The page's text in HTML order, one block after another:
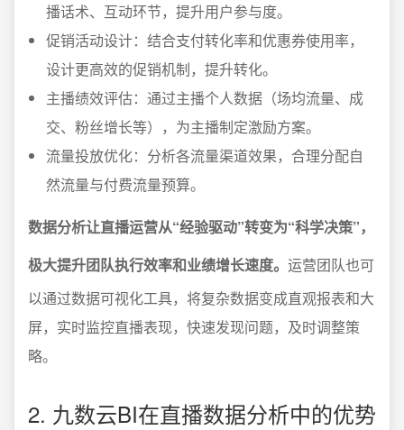
播话术、互动环节，提升用户参与度。
促销活动设计：结合支付转化率和优惠券使用率，
设计更高效的促销机制，提升转化。
主播绩效评估：通过主播个人数据（场均流量、成
交、粉丝增长等），为主播制定激励方案。
流量投放优化：分析各流量渠道效果，合理分配自
然流量与付费流量预算。
数据分析让直播运营从“经验驱动”转变为“科学决策”，
极大提升团队执行效率和业绩增长速度。 运营团队也可
以通过数据可视化工具，将复杂数据变成直观报表和大
屏，实时监控直播表现，快速发现问题，及时调整策
略。
2. 九数云BI在直播数据分析中的优势